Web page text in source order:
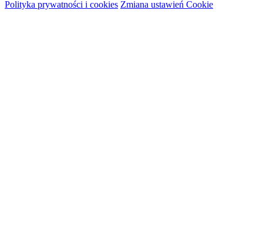
Polityka prywatności i cookies Zmiana ustawień Cookie